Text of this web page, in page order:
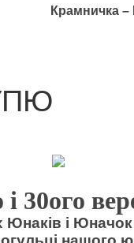
Крамничка –
і 30ого
Юнаків і Юначок